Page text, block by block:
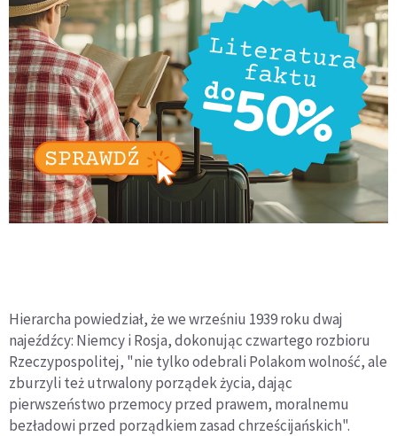
Hierarcha powiedział, że we wrześniu 1939 roku dwaj
najeźdźcy: Niemcy i Rosja, dokonując czwartego rozbioru
Rzeczypospolitej, "nie tylko odebrali Polakom wolność, ale
zburzyli też utrwalony porządek życia, dając
pierwszeństwo przemocy przed prawem, moralnemu
bezładowi przed porządkiem zasad chrześcijańskich".